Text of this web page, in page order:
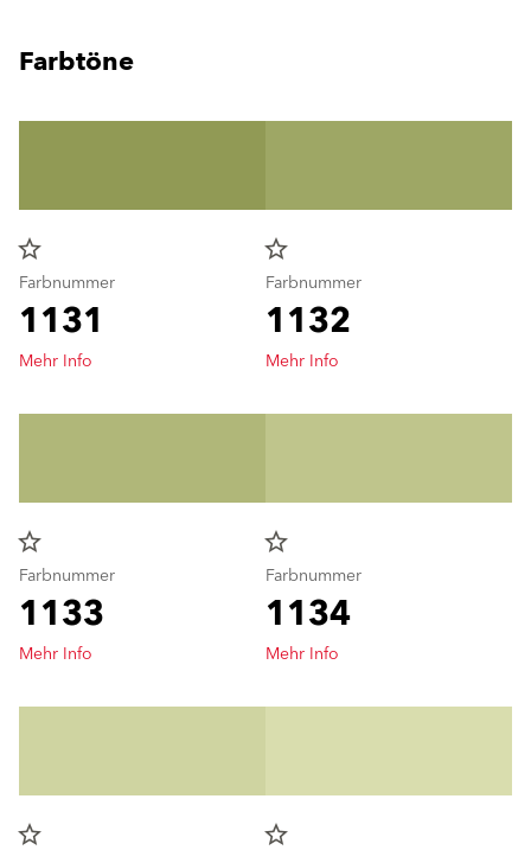
Farbtöne
star_border
Farbnummer
1131
Mehr Info
star_border
Farbnummer
1132
Mehr Info
star_border
Farbnummer
1133
Mehr Info
star_border
Farbnummer
1134
Mehr Info
star_border
star_border